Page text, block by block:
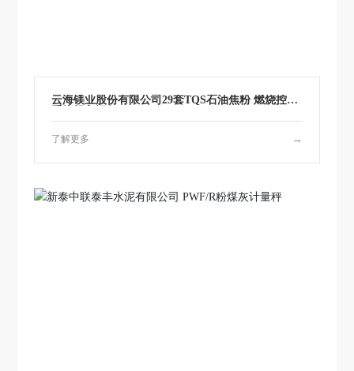
云海镁业股份有限公司29套TQS石油焦粉 燃烧控制
了解更多 →